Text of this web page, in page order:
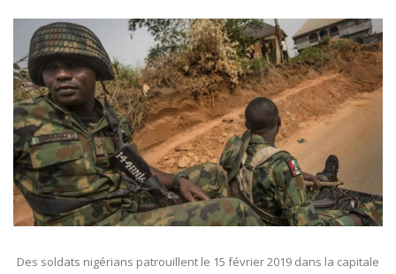
Des soldats nigérians patrouillent le 15 février 2019 dans la capitale